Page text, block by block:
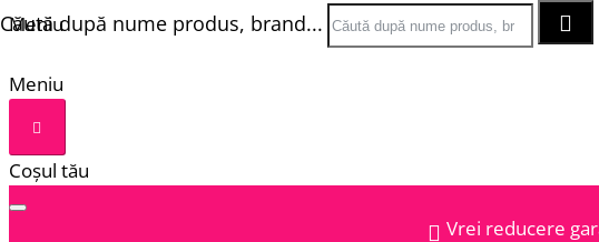
Meniu
Meniu
Coșul tău
Vrei reducere
Căută după nume produs, brand...